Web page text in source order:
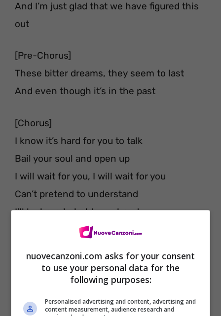
And I’m just glad that we have figured this
out
[Pre-Chorus]
These bitter dreams, they seem to last
And even though it’s in the past
[Chorus]
I know it’s hard for you to talk
Bail your soul and open up
I will wait for you, I will wait for you
Can’t pretend to understand
I’ll be here to hold your hand
I will wait for you, I will wait for you
[Bridge]
I’ve never met someone as strong as you
I’ve never met someone as loved as you
nuovecanzoni.com asks for your consent
to use your personal data for the
following purposes:
Personalised advertising and content, advertising and
content measurement, audience research and